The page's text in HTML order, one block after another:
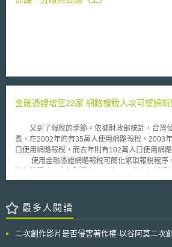
金融消費者保障動態，在金融消費者保障上持續
金融憑證增至22家 網路報稅人次可望締新
又到了報稅的季節。依據財政部統計，台灣
長，在2002年約有35萬人使用網路報稅，2003
口使用網路報稅，而去年則有102萬人口使用網
使用金融憑證網路報稅可簡化繁瑣報稅程序，
破歷年人數。包括元富證、元京証、台証證、日
之網路銀行、網路下單及網路保險憑證用於94年
報，透過申報軟體，使用「金融憑證」即可查詢
由電腦自動試算稅額後，傳輸申報資料，並自行
最多人閱讀
二次創作影片是否侵害著作權-以谷阿莫二次